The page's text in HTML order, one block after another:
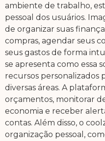
ambiente de trabalho,
pessoal dos usuários.
de organizar suas
compras, agendar seus
seus gastos de forma
se apresenta como essa
recursos personalizados
diversas áreas. A
orçamentos, monitorar
economia e receber
contas. Além disso, o
organização pessoal,